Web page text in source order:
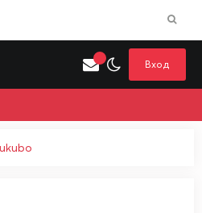
для поиска
Вход